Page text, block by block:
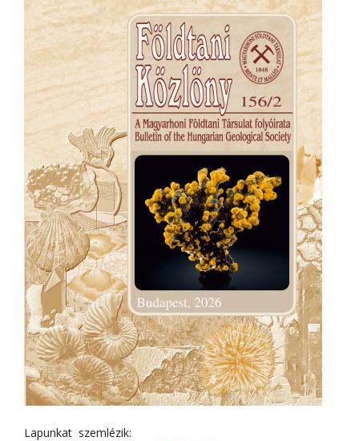
Lapunkat szemlézik: